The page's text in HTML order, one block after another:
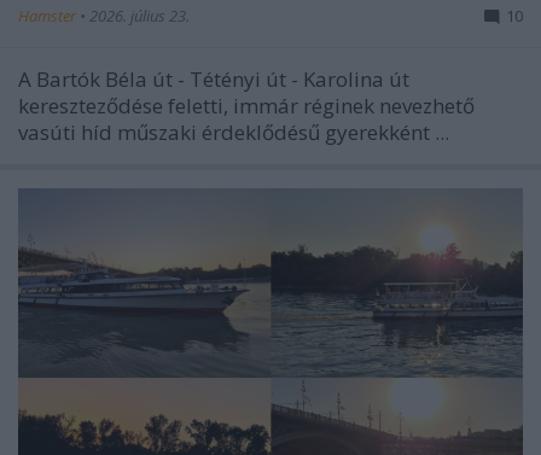
Hamster • 2026. július 23. 10
A Bartók Béla út - Tétényi út - Karolina út
kereszteződése feletti, immár réginek nevezhető
vasúti híd műszaki érdeklődésű gyerekként ...